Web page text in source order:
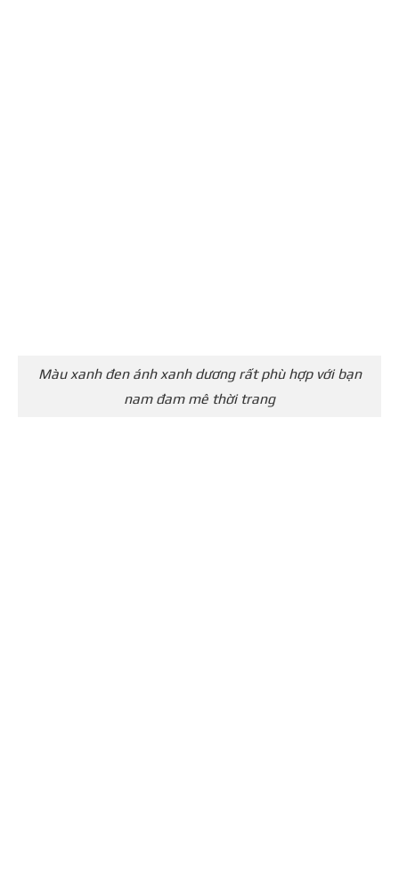
Màu xanh đen ánh xanh dương rất phù hợp với bạn
nam đam mê thời trang